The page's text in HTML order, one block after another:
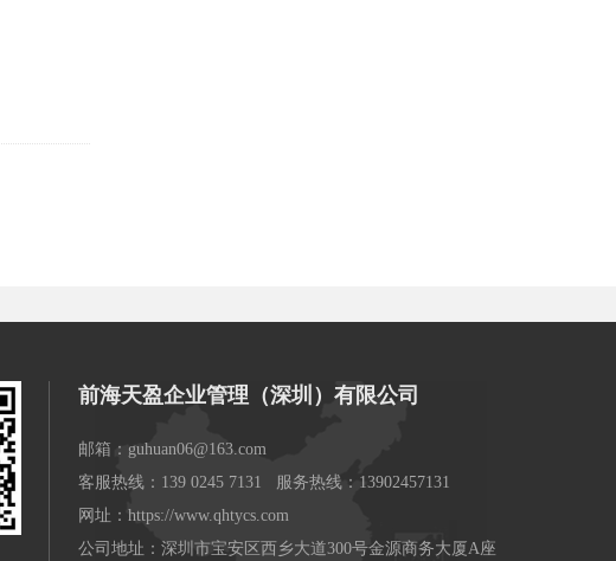
前海天盈企业管理（深圳）有限公司
邮箱：guhuan06@163.com
客服热线：139 0245 7131 服务热线：13902457131
网址：https://www.qhtycs.com
公司地址：深圳市宝安区西乡大道300号金源商务大厦A座